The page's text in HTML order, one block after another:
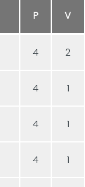
P V
4 2
4 1
4 1
4 1